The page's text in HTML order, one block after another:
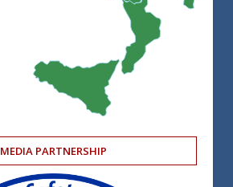
MEDIA PARTNERSHIP